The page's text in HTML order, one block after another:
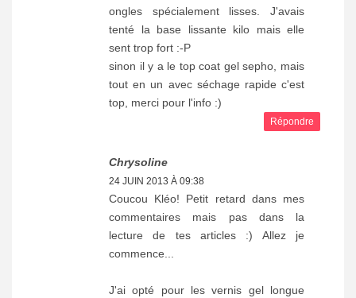
ongles spécialement lisses. J'avais
tenté la base lissante kilo mais elle
sent trop fort :-P
sinon il y a le top coat gel sepho, mais
tout en un avec séchage rapide c'est
top, merci pour l'info :)
Répondre
Chrysoline
24 JUIN 2013 À 09:38
Coucou Kléo! Petit retard dans mes
commentaires mais pas dans la
lecture de tes articles :) Allez je
commence...
J'ai opté pour les vernis gel longue